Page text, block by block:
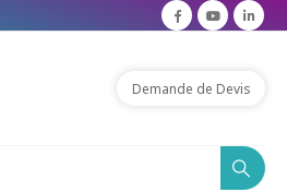
Demande de Devis